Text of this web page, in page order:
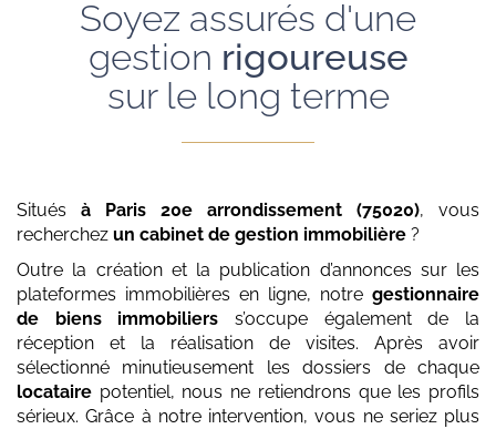
Soyez assurés d'une
gestion rigoureuse
sur le long terme
Situés à Paris 20e arrondissement (75020), vous
recherchez un cabinet de gestion immobilière ?
Outre la création et la publication d’annonces sur les
plateformes immobilières en ligne, notre gestionnaire
de biens immobiliers s’occupe également de la
réception et la réalisation de visites. Après avoir
sélectionné minutieusement les dossiers de chaque
locataire potentiel, nous ne retiendrons que les profils
sérieux. Grâce à notre intervention, vous ne seriez plus